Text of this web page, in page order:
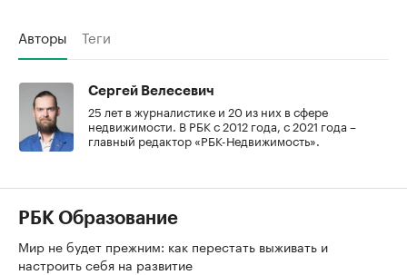
Авторы Теги
Сергей Велесевич
25 лет в журналистике и 20 из них в сфере
недвижимости. В РБК с 2012 года, с 2021 года –
главный редактор «РБК-Недвижимость».
РБК Образование
Мир не будет прежним: как перестать выживать и
настроить себя на развитие